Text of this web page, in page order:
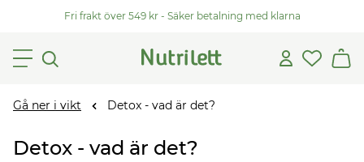
Fri frakt över 549 kr - Säker betalning med klarna
Gå ner i vikt Detox - vad är det?
Detox - vad är det?